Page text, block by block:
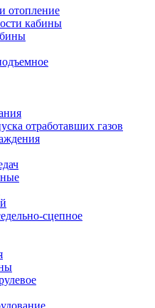
отопление
кабины
отработавших газов
сцепное